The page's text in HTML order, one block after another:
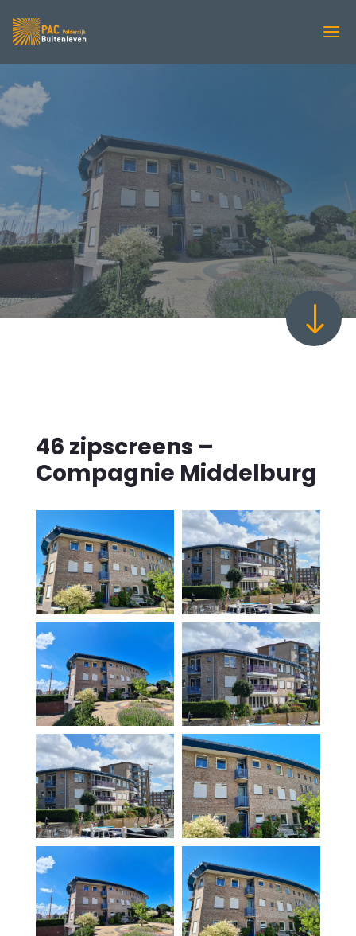
46 zipscreens –
Compagnie
Middelburg
"
46 zipscreens –
Compagnie Middelburg